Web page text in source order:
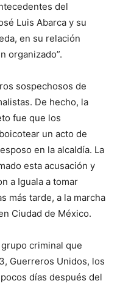
del
Luis Abarca y su
en su relación
organizado”.
sospechosos de
De hecho, la
fue que los
un acto de
en la alcaldía. La
esta acusación y
a Iguala a tomar
más tarde, a la marcha
Ciudad de México.
criminal que
Guerreros Unidos, los
días después del